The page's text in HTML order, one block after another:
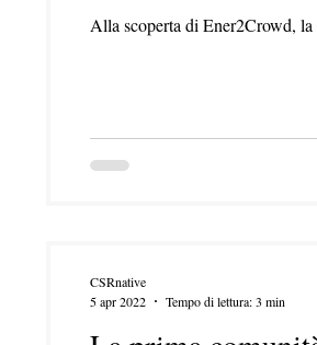
Alla scoperta di Ener2Crowd, la
CSRnative
5 apr 2022
Tempo di lettura: 3 min